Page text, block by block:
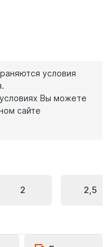
условия
Вы можете
сайте
2 2,5